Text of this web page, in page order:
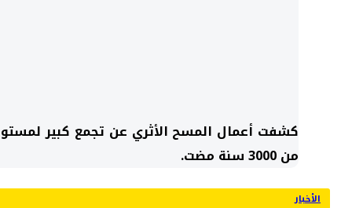
كشفت أعمال المسح الأثري عن تجمع كبير
من 3000 سنة مضت.
الأخبار